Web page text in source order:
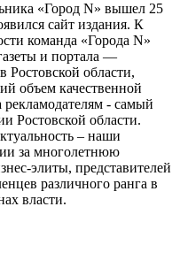
«Город N» вышел 25
сайт издания. К
команда «Города N»
и портала —
Ростовской области,
объем качественной
- самый
Ростовской области.
– наши
за многолетнюю
элиты, представителей
различного ранга в
власти.